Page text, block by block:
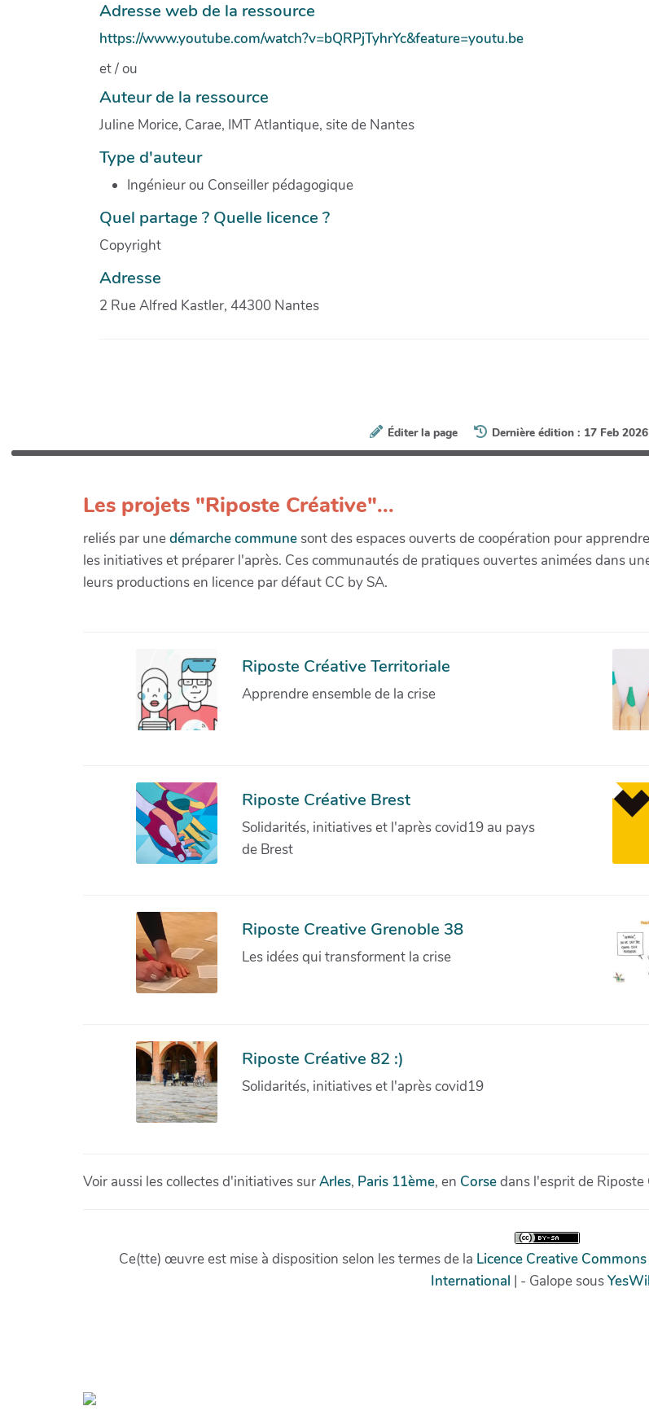
Adresse web de la ressource
https://www.youtube.com/watch?v=bQRPjTyhrYc&feature=youtu.be
et / ou
Auteur de la ressource
Juline Morice, Carae, IMT Atlantique, site de Nantes
Type d'auteur
Ingénieur ou Conseiller pédagogique
Quel partage ? Quelle licence ?
Copyright
Adresse
2 Rue Alfred Kastler, 44300 Nantes
Éditer la page Dernière édition : 17 Feb 2026